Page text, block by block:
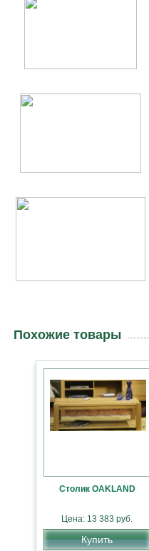
Похожие товары
Столик OAKLAND
Цена: 13 383 руб.
Купить